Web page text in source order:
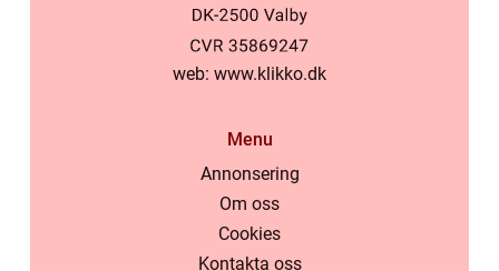
web: www.klikko.dk
Menu
Annonsering
Om oss
Cookies
Kontakta oss